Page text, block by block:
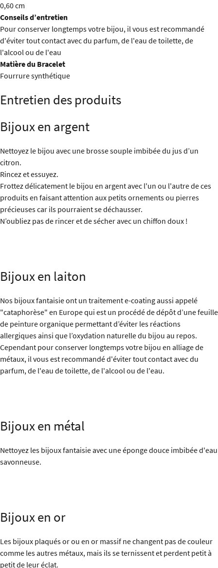
0,60 cm
Conseils d’entretien
Pour conserver longtemps votre bijou, il vous est recommandé
d'éviter tout contact avec du parfum, de l'eau de toilette, de
l'alcool ou de l'eau
Matière du Bracelet
Fourrure synthétique
Entretien des produits
Bijoux en argent
Nettoyez le bijou avec une brosse souple imbibée du jus d’un
citron.
Rincez et essuyez.
Frottez délicatement le bijou en argent avec l'un ou l'autre de ces
produits en faisant attention aux petits ornements ou pierres
précieuses car ils pourraient se déchausser.
N’oubliez pas de rincer et de sécher avec un chiffon doux !
Bijoux en laiton
Nos bijoux fantaisie ont un traitement e-coating aussi appelé
"cataphorèse" en Europe qui est un procédé de dépôt d’une feuille
de peinture organique permettant d’éviter les réactions
allergiques ainsi que l’oxydation naturelle du bijou au repos.
Cependant pour conserver longtemps votre bijou en alliage de
métaux, il vous est recommandé d'éviter tout contact avec du
parfum, de l'eau de toilette, de l'alcool ou de l'eau.
Bijoux en métal
Nettoyez les bijoux fantaisie avec une éponge douce imbibée d'eau
savonneuse.
Bijoux en or
Les bijoux plaqués or ou en or massif ne changent pas de couleur
comme les autres métaux, mais ils se ternissent et perdent petit à
petit de leur éclat.